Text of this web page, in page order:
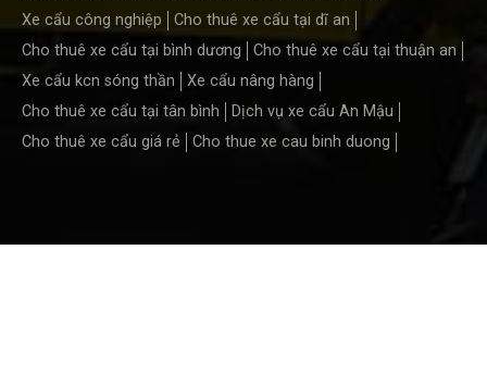
Xe cẩu công nghiệp
Cho thuê xe cẩu tại dĩ an
Cho thuê xe cẩu tại bình dương
Cho thuê xe cẩu tại thuận an
Xe cẩu kcn sóng thần
Xe cẩu nâng hàng
Cho thuê xe cẩu tại tân bình
Dịch vụ xe cẩu An Mậu
Cho thuê xe cẩu giá rẻ
Cho thue xe cau binh duong